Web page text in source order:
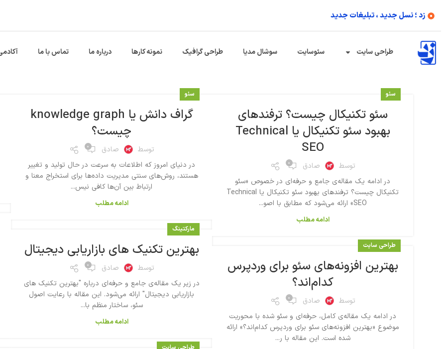
زد ؛ نسل جدید ، تبلیغات جدید
طراحی سایت سئوسایت سوشال مدیا طراحی گرافیک نمونه کارها درباره ما تماس با ما
سئو
سئو تکنیکال چیست؟ ترفندهای
بهبود سئو تکنیکال یا Technical
SEO
توسط صادق ۰
در ادامه یک مقاله‌ی جامع و حرفه‌ای در خصوص «سئو
تکنیکال چیست؟ ترفندهای بهبود سئو تکنیکال یا Technical
SEO» ارائه می‌شود که مطابق با اصو...
ادامه مطلب
سئو
گراف دانش یا knowledge graph
چیست؟
توسط صادق ۰
در دنیای امروز که اطلاعات به سرعت در حال تولید و تغییر
هستند، روش‌های سنتی مدیریت داده‌ها برای استخراج معنا و
ارتباط بین آن‌ها کافی نیس...
ادامه مطلب
مارکتینگ
بهترین تکنیک ‌های بازاریابی دیجیتال
توسط صادق ۰
در زیر یک مقاله‌ی جامع و حرفه‌ای درباره "بهترین تکنیک ‌های
بازاریابی دیجیتال" ارائه می‌شود. این مقاله با رعایت اصول
سئو، ساختار منظم با...
ادامه مطلب
طراحی سایت
بهترین افزونه‌های سئو برای وردپرس
کدام‌اند؟
توسط صادق ۰
در ادامه یک مقاله‌ی کامل، حرفه‌ای و سئو شده با محوریت
موضوع «بهترین افزونه‌های سئو برای وردپرس کدام‌اند؟» ارائه
شده است. این مقاله با ر...